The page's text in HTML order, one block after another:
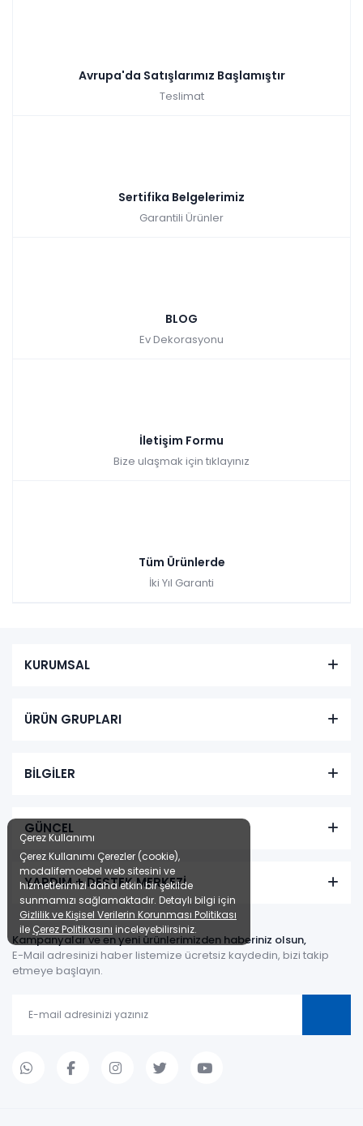
Avrupa'da Satışlarımız Başlamıştır
Teslimat
Sertifika Belgelerimiz
Garantili Ürünler
BLOG
Ev Dekorasyonu
İletişim Formu
Bize ulaşmak için tıklayınız
Tüm Ürünlerde
İki Yıl Garanti
KURUMSAL
ÜRÜN GRUPLARI
BİLGİLER
GÜNCEL
YARDIM + DESTEK MERKEZİ
Kampanyalar ve en yeni ürünlerimizden haberiniz olsun,
E-Mail adresinizi haber listemize ücretsiz kaydedin, bizi takip
etmeye başlayın.
Çerez Kullanımı
Çerez Kullanımı Çerezler (cookie),
modalifemoebel web sitesini ve
hizmetlerimizi daha etkin bir şekilde
sunmamızı sağlamaktadır. Detaylı bilgi için
Gizlilik ve Kişisel Verilerin Korunması Politikası
ile Çerez Politikasını inceleyebilirsiniz.